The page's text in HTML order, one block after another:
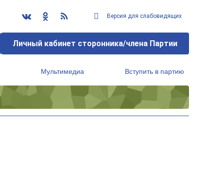
Версия для слабовидящих
Личный кабинет сторонника/члена Партии
Мультимедиа Вступить в партию